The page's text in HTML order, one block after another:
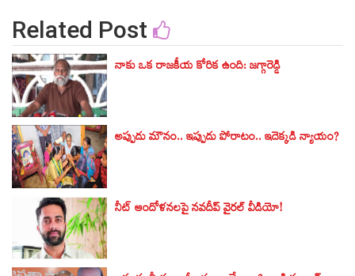
Related Post
నాకు ఒక రాజకీయ కోరిక ఉంది: జగ్గారెడ్డి
అప్పుడు మౌనం.. ఇప్పుడు పోరాటం.. ఇదెక్కడి న్యాయం?
నీట్ ఆందోళనలపై నవదీప్ వైరల్ వీడియో!